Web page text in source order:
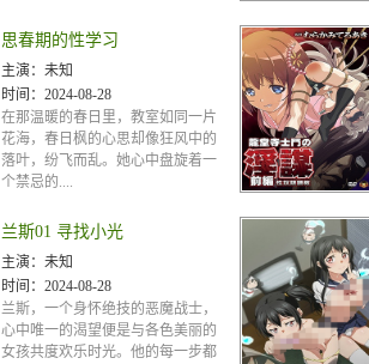
思春期的性学习
主演： 未知
时间： 2024-08-28
在那温暖的春日里，教室如同一片
花海，春日枫的心思却像狂风中的
落叶，纷飞而乱。她心中盘旋着一
个禁忌的....
兰斯01 寻找小光
主演： 未知
时间： 2024-08-28
兰斯，一个身怀绝技的恶魔战士，
心中唯一的渴望便是与各色美丽的
女孩共度欢乐时光。他的每一步都